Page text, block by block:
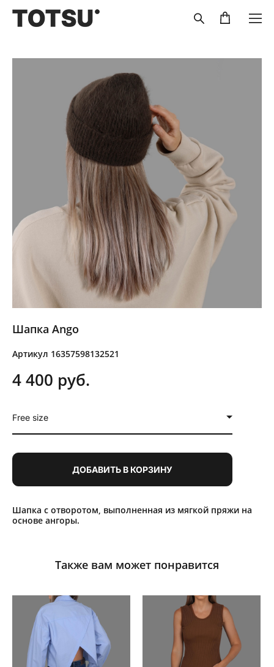
Шапка Ango
Артикул 16357598132521
4 400 pуб.
Free size
ДОБАВИТЬ В КОРЗИНУ
Шапка с отворотом, выполненная из мягкой пряжи на
основе ангоры.
Также вам может понравится